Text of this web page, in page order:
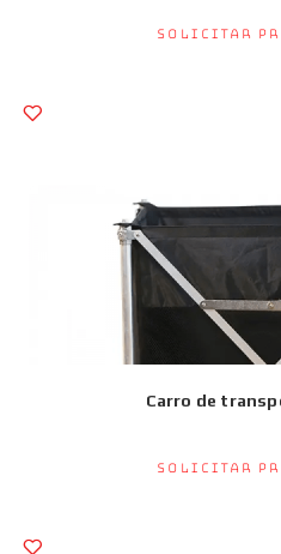
Solicitar
Carro de
Solicitar